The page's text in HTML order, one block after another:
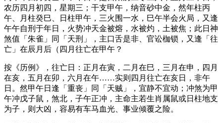
农历四月初四，星期三；干支甲午，纳音砂中金，然年柱丙
午、月柱癸巳、日柱甲午，三火围一水，巳午半会火局，又逢
午午自刑于年日，火势冲天金被熔，水被灼，土被焦；此日神
煞值「朱雀」同「天刑」，主口舌是非、官讼枷锁，又逢「往
亡」在辰月后（四月往亡在甲午？
按《历例》，往亡日：正月在寅，二月在巳，三月在申，四月
在亥，五月在卯，六月在午……实则四月往亡在亥日，非午
日。然甲午日逢「重丧」同「天贼」，宜静不宜动；冲煞为甲
午冲戊子鼠，煞北，子午正冲，主命主若生肖属鼠或日柱地支
为子，则大凶，容易有车马血光、事业倾覆之险。